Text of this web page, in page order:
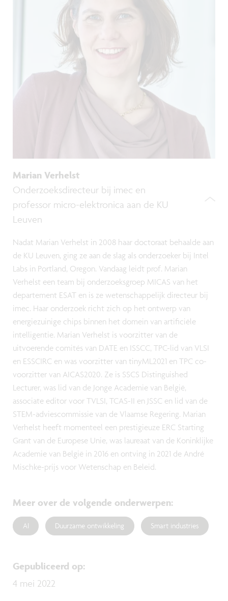
Marian Verhelst
Onderzoeksdirecteur bij imec en
professor micro-elektronica aan de KU
Leuven
Nadat Marian Verhelst in 2008 haar doctoraat behaalde aan
de KU Leuven, ging ze aan de slag als onderzoeker bij Intel
Labs in Portland, Oregon. Vandaag leidt prof. Marian
Verhelst een team bij onderzoeksgroep MICAS van het
departement ESAT en is ze wetenschappelijk directeur bij
imec. Haar onderzoek richt zich op het ontwerp van
energiezuinige chips binnen het domein van artificiële
intelligentie. Marian Verhelst is voorzitter van de
uitvoerende comités van DATE en ISSCC, TPC-lid van VLSI
en ESSCIRC en was voorzitter van tinyML2021 en TPC co-
voorzitter van AICAS2020. Ze is SSCS Distinguished
Lecturer, was lid van de Jonge Academie van België,
associate editor voor TVLSI, TCAS-II en JSSC en lid van de
STEM-adviescommissie van de Vlaamse Regering. Marian
Verhelst heeft momenteel een prestigieuze ERC Starting
Grant van de Europese Unie, was laureaat van de Koninklijke
Academie van België in 2016 en ontving in 2021 de André
Mischke-prijs voor Wetenschap en Beleid.
Meer over de volgende onderwerpen:
AI Duurzame ontwikkeling Smart industries
Gepubliceerd op:
4 mei 2022